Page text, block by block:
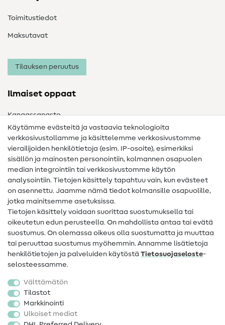
Toimitustiedot
Maksutavat
Tilauksen peruutus
Ilmaiset oppaat
Kangassanasto
Ompelusanasto
Ompeluohjeet
Apua ja yhteystiedot
Yhteystiedot
Tietoa omistajanvaihdoksesta
Peruutusoikeus
Suosittu
Kankaat
Ompelutarvikkeet
Ale
Käytämme evästeitä ja vastaavia teknologioita
verkkosivustollamme ja käsittelemme verkkosivustomme
vierailijoiden henkilötietoja (esim. IP-osoite), esimerkiksi
sisällön ja mainosten personointiin, kolmannen osapuolen
median integrointiin tai verkkosivustomme käytön
analysointiin. Tietojen käsittely tapahtuu vain, kun evästeet
on asennettu. Jaamme nämä tiedot kolmansille osapuolille,
jotka mainitsemme asetuksissa.
Tietojen käsittely voidaan suorittaa suostumuksella tai
oikeutetun edun perusteella. On mahdollista antaa tai evätä
suostumus. On olemassa oikeus olla suostumatta ja muuttaa
tai peruuttaa suostumus myöhemmin. Annamme lisätietoja
henkilötietojen ja palveluiden käytöstä Tietosuojaseloste-
selosteessamme.
Välttämätön
Tilastot
Markkinointi
Ulkoiset mediat